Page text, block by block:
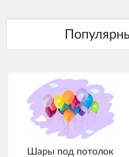
Шары под потолок